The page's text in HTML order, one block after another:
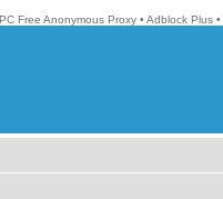
Free Anonymous Proxy • Adblock Plus •